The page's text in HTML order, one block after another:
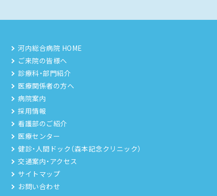
河内総合病院 HOME
ご来院の皆様へ
診療科・部門紹介
医療関係者の方へ
病院案内
採用情報
看護部のご紹介
医療センター
健診・人間ドック（森本記念クリニック）
交通案内・アクセス
サイトマップ
お問い合わせ